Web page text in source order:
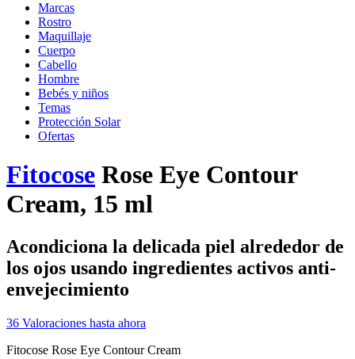
Marcas
Rostro
Maquillaje
Cuerpo
Cabello
Hombre
Bebés y niños
Temas
Protección Solar
Ofertas
Fitocose Rose Eye Contour
Cream, 15 ml
Acondiciona la delicada piel alrededor de
los ojos usando ingredientes activos anti-
envejecimiento
36 Valoraciones hasta ahora
Fitocose Rose Eye Contour Cream